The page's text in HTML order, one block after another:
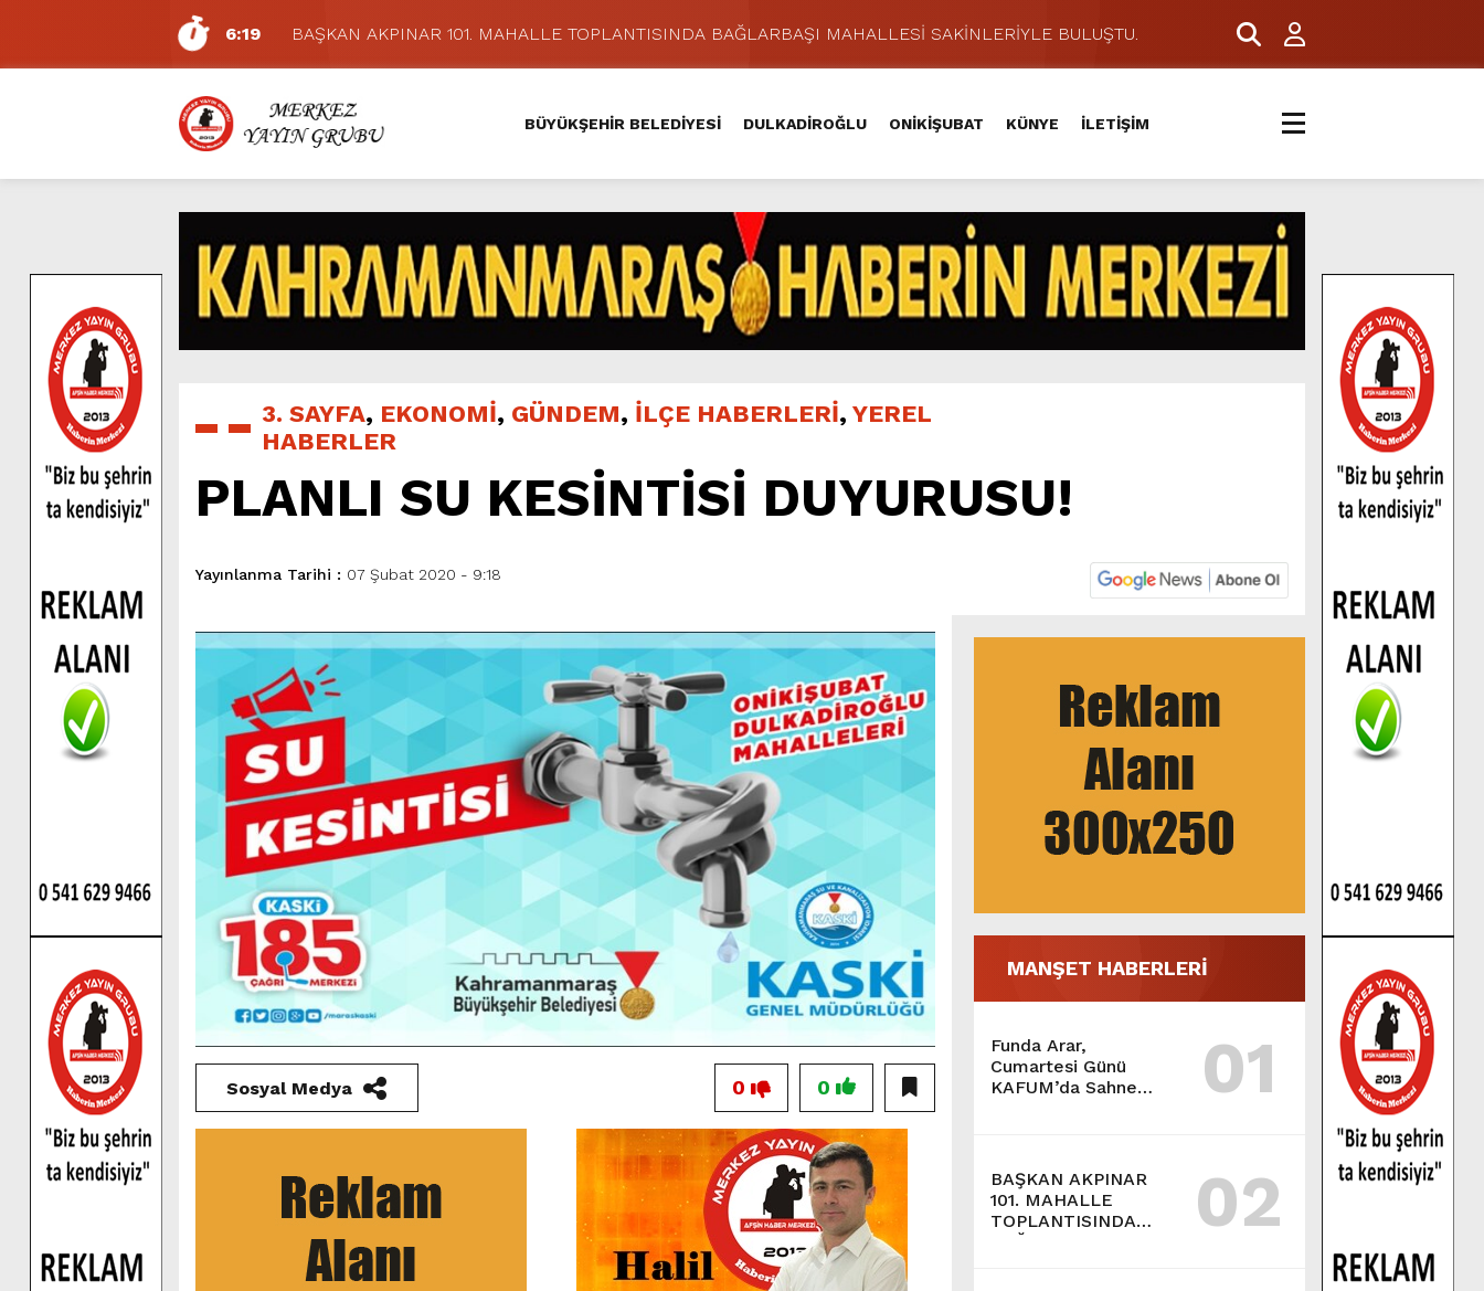
6:19
BAŞKAN AKPINAR 101. MAHALLE TOPLANTISINDA BAĞLARBAŞI MAHALLESİ SAKİNLERİYLE BULUŞTU.
6:17
Dulkadiroğlu Hacı Murat Caddesi’nde Büyük Dönüşüm Başladı.
11:14
Pazarcık’ta Yollar Büyükşehir’le Yenileniyor.
11:10
Büyükşehir, Dulkadiroğlu Kırsalında 45 Milyonluk Yol Yatırımını Tamamladı.
5:17
Uluslararası Bisiklet Yarışması’nda İkinci Etap Nefes Kesti.
5:15
Büyükşehir, Gazneliler Caddesi’nde Son Kat Asfalt Serimini Sürdürüyor.
6:54
Büyükşehir, Dulkadiroğlu Hacı Murat Caddesi’ni Asfalta Hazırlıyor.
6:53
Büyükşehir’den Dulkadiroğlu Kırsalına Değer Katan Yol Yatırımı.
6:50
Geleneksel Ağustos Fuarı’nda Eğlence ve Nostalji Bir Aradaydı.
7:01
Funda Arar, Cumartesi Günü KAFUM’da Sahne Alacak.
BÜYÜKŞEHİR BELEDİYESİ DULKADİROĞLU ONİKİŞUBAT KÜNYE İLETİŞİM
3. SAYFA, EKONOMİ, GÜNDEM, İLÇE HABERLERİ, YEREL
HABERLER
PLANLI SU KESİNTİSİ DUYURUSU!
Yayınlanma Tarihi : 07 Şubat 2020 - 9:18
MANŞET HABERLERİ
Funda Arar,
Cumartesi Günü
KAFUM’da Sahne
01
BAŞKAN AKPINAR
101. MAHALLE
TOPLANTISINDA
BAĞLARBAŞI
02
Sosyal Medya 0
0